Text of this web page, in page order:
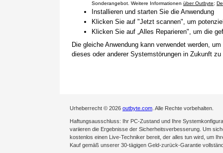
Sonderangebot. Weitere Informationen über Outbyte;
Installieren und starten Sie die Anwendung
Klicken Sie auf "Jetzt scannen", um
Klicken Sie auf „Alles Reparieren", um die
Die gleiche Anwendung kann verwendet werden,
dieses oder anderer Systemstörungen in Zukunft zu
Urheberrecht © 2026 outbyte.com . Alle Rechte vorbehalten.
Haftungsausschluss: Ihr PC-Zustand und Ihre
variieren die Ergebnisse der Sicherheitsverbesserung. Um
kostenlos einen Live-Techniker bereit, der alles tun wird, um
Kauf gemäß unserer 30-tägigen Geld-zurück-Garantie